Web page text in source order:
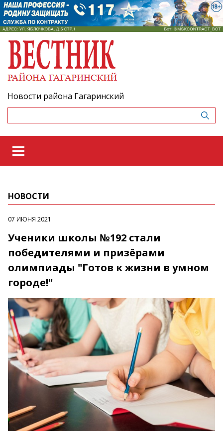
Новости района Гагаринский
НОВОСТИ
07 ИЮНЯ 2021
Ученики школы №192 стали
победителями и призёрами
олимпиады "Готов к жизни в умном
городе!"